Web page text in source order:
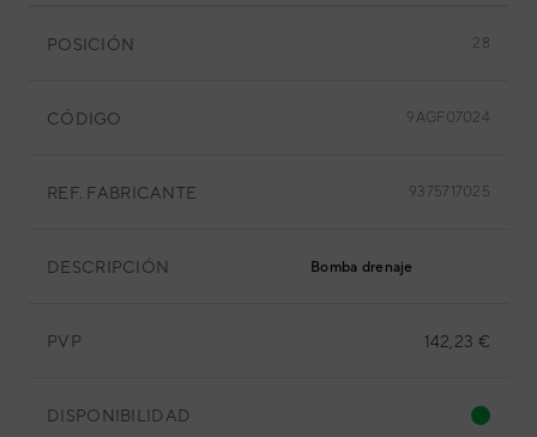
POSICIÓN 28
CÓDIGO 9AGF07024
REF. FABRICANTE 9375717025
DESCRIPCIÓN Bomba drenaje
PVP 142,23 €
DISPONIBILIDAD